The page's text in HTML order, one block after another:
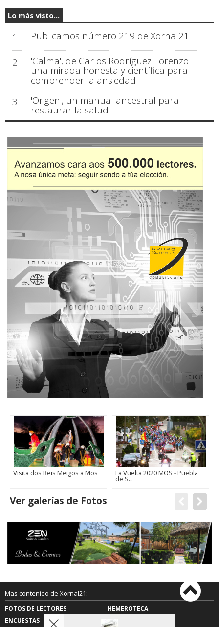
Lo más visto...
1 Publicamos número 219 de Xornal21
2 'Calma', de Carlos Rodríguez Lorenzo:
una mirada honesta y científica para
comprender la ansiedad
3
'Origen', un manual ancestral para
restaurar la salud
Visita dos Reis Meigos a Mos La Vuelta 2020 MOS - Puebla
de S...
Ver galerías de Fotos
Mas contenido de Xornal21:
FOTOS DE LECTORES
HEMEROTECA
ENCUESTAS
AGENDA